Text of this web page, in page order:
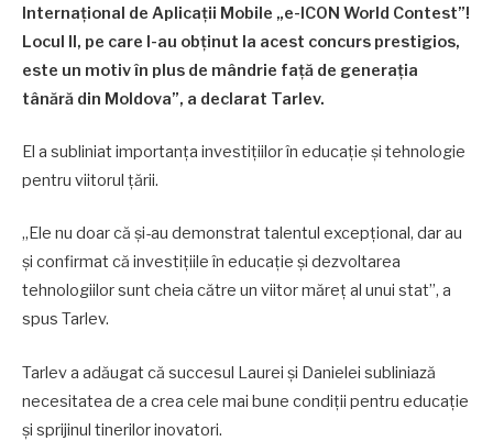
Internațional de Aplicații Mobile „e-ICON World Contest”!
Locul II, pe care l-au obținut la acest concurs prestigios,
este un motiv în plus de mândrie față de generația
tânără din Moldova”, a declarat Tarlev.
El a subliniat importanța investițiilor în educație și tehnologie
pentru viitorul țării.
„Ele nu doar că și-au demonstrat talentul excepțional, dar au
și confirmat că investițiile în educație și dezvoltarea
tehnologiilor sunt cheia către un viitor măreț al unui stat”, a
spus Tarlev.
Tarlev a adăugat că succesul Laurei și Danielei subliniază
necesitatea de a crea cele mai bune condiții pentru educație
și sprijinul tinerilor inovatori.